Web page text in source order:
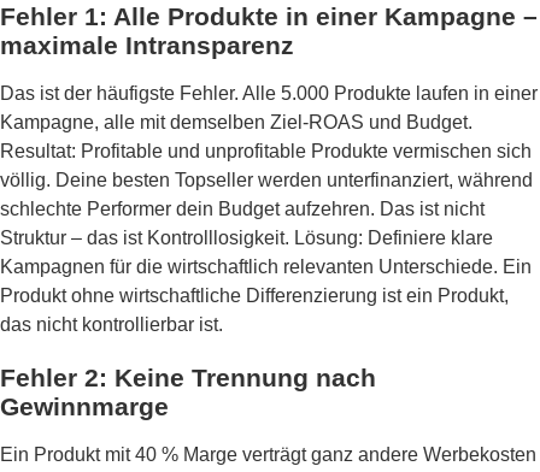
Fehler 1: Alle Produkte in einer Kampagne –
maximale Intransparenz
Das ist der häufigste Fehler. Alle 5.000 Produkte laufen in einer
Kampagne, alle mit demselben Ziel-ROAS und Budget.
Resultat: Profitable und unprofitable Produkte vermischen sich
völlig. Deine besten Topseller werden unterfinanziert, während
schlechte Performer dein Budget aufzehren. Das ist nicht
Struktur – das ist Kontrolllosigkeit. Lösung: Definiere klare
Kampagnen für die wirtschaftlich relevanten Unterschiede. Ein
Produkt ohne wirtschaftliche Differenzierung ist ein Produkt,
das nicht kontrollierbar ist.
Fehler 2: Keine Trennung nach
Gewinnmarge
Ein Produkt mit 40 % Marge verträgt ganz andere Werbekosten